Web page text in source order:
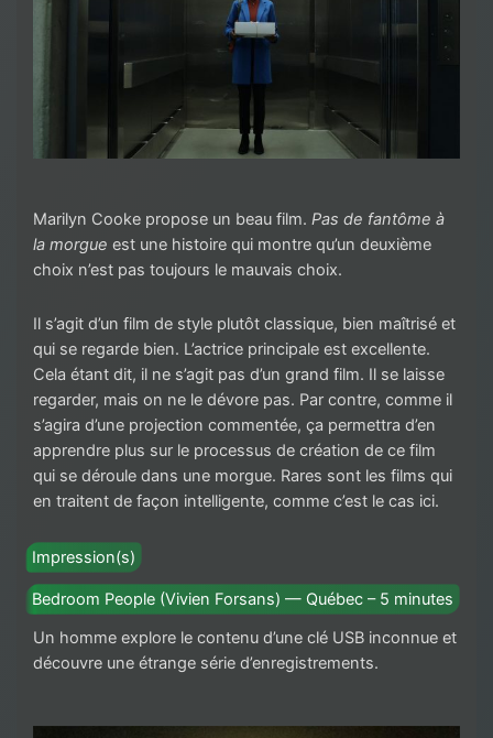
Marilyn Cooke propose un beau film. Pas de fantôme à
la morgue est une histoire qui montre qu’un deuxième
choix n’est pas toujours le mauvais choix.
Il s’agit d’un film de style plutôt classique, bien maîtrisé et
qui se regarde bien. L’actrice principale est excellente.
Cela étant dit, il ne s’agit pas d’un grand film. Il se laisse
regarder, mais on ne le dévore pas. Par contre, comme il
s’agira d’une projection commentée, ça permettra d’en
apprendre plus sur le processus de création de ce film
qui se déroule dans une morgue. Rares sont les films qui
en traitent de façon intelligente, comme c’est le cas ici.
Impression(s)
Bedroom People (Vivien Forsans) — Québec – 5 minutes
Un homme explore le contenu d’une clé USB inconnue et
découvre une étrange série d’enregistrements.